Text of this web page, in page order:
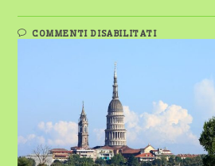
COMMENTI DISABILITATISU
SEDUTA
IL
15
GIUGNO